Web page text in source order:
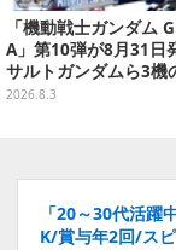
「機動戦士ガンダム
A」第10弾が8月31日
サルトガンダムら3機
ック可動フィギュア
2026.8.3
「20～30代活
K/賞与年2回/ス